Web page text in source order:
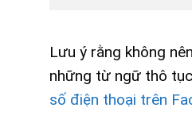
Lưu ý rằng không
những từ ngữ thô
số điện thoại trên